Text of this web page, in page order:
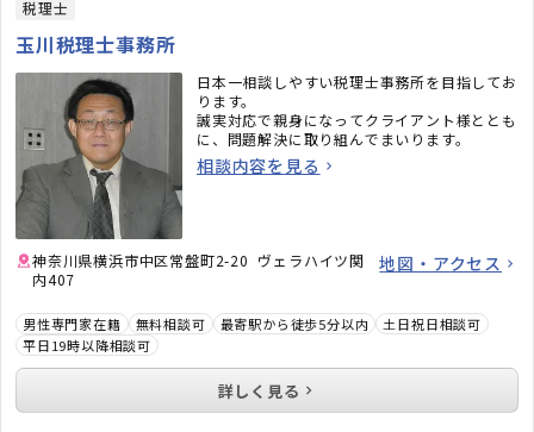
税理士
玉川税理士事務所
日本一相談しやすい税理士事務所を目指してお
ります。
誠実対応で親身になってクライアント様ととも
に、問題解決に取り組んでまいります。
相談内容を見る
神奈川県横浜市中区常盤町2-20 ヴェラハイツ関
内407
地図・アクセス
男性専門家在籍 無料相談可 最寄駅から徒歩5分以内
土日祝日相談可
平日19時以降相談可
詳しく見る